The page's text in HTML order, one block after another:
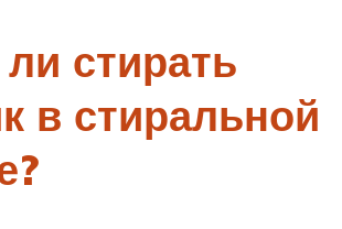
стирать
в стиральной